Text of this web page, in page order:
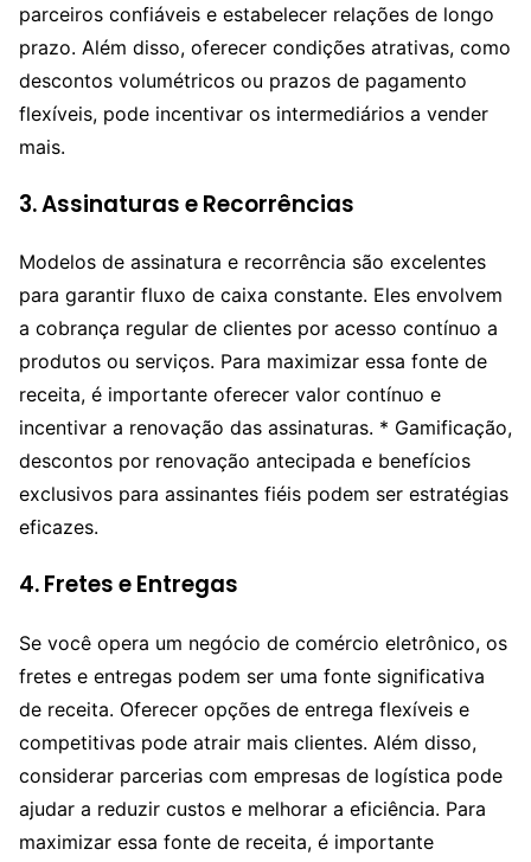
parceiros confiáveis e estabelecer relações de longo
prazo. Além disso, oferecer condições atrativas, como
descontos volumétricos ou prazos de pagamento
flexíveis, pode incentivar os intermediários a vender
mais.
3.Assinaturas e Recorrências
Modelos de assinatura e recorrência são excelentes
para garantir fluxo de caixa constante. Eles envolvem
a cobrança regular de clientes por acesso contínuo a
produtos ou serviços. Para maximizar essa fonte de
receita, é importante oferecer valor contínuo e
incentivar a renovação das assinaturas. * Gamificação,
descontos por renovação antecipada e benefícios
exclusivos para assinantes fiéis podem ser estratégias
eficazes.
4.Fretes e Entregas
Se você opera um negócio de comércio eletrônico, os
fretes e entregas podem ser uma fonte significativa
de receita. Oferecer opções de entrega flexíveis e
competitivas pode atrair mais clientes. Além disso,
considerar parcerias com empresas de logística pode
ajudar a reduzir custos e melhorar a eficiência. Para
maximizar essa fonte de receita, é importante